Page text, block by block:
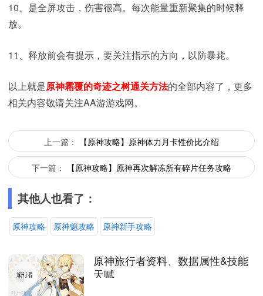
10、是全屏攻击，伤害很高。每次能量重新聚集的时候释
放。
11、释放前会有提示，要关注指示的方向，以防暴毙。
以上就是原神霜覆的奇迹之树通关方法的全部内容了，更多
相关内容敬请关注AA游游戏网。
上一篇： 【原神攻略】原神体力月卡性价比介绍
下一篇： 【原神攻略】原神再次解冻所有碎片任务攻略
其他人也看了：
原神攻略 原神魈攻略 原神新手攻略
原神旅行者资料、数据属性&技能
天赋